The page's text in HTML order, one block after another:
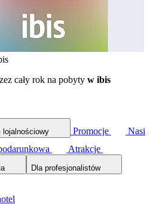
cały rok na pobyty w ibis
lojalnościowy Promocje
Nasi
Atrakcje
Dla profesjonalistów